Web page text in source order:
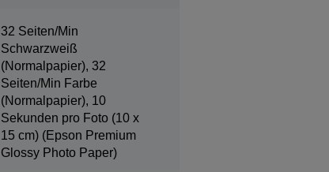
32 Seiten/Min
Schwarzweiß
(Normalpapier), 32
Seiten/Min Farbe
(Normalpapier), 10
Sekunden pro Foto (10 x
15 cm) (Epson Premium
Glossy Photo Paper)